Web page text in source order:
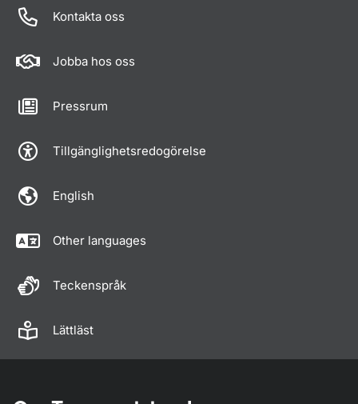
Kontakta oss
Jobba hos oss
Pressrum
Tillgänglighetsredogörelse
English
Other languages
Teckenspråk
Lättläst